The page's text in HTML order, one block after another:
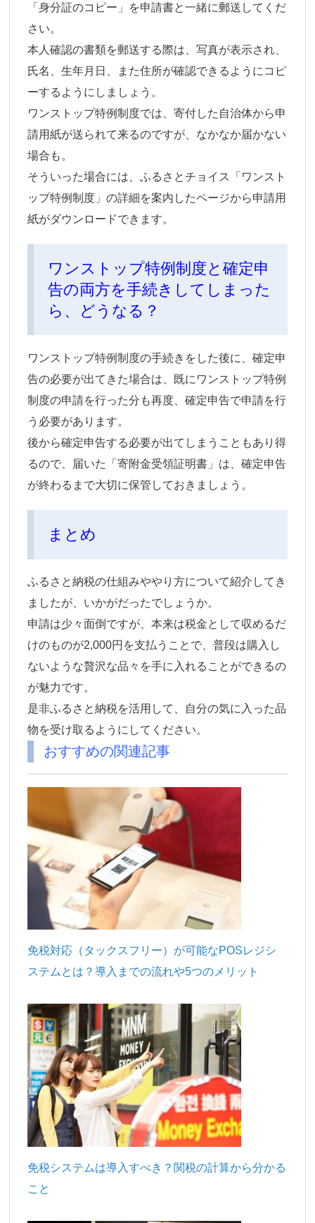
「身分証のコピー」を申請書と一緒に郵送してくだ
さい。
本人確認の書類を郵送する際は、写真が表示され、
氏名、生年月日、また住所が確認できるようにコピ
ーするようにしましょう。
ワンストップ特例制度では、寄付した自治体から申
請用紙が送られて来るのですが、なかなか届かない
場合も。
そういった場合には、ふるさとチョイス「ワンスト
ップ特例制度」の詳細を案内したページから申請用
紙がダウンロードできます。
ワンストップ特例制度と確定申
告の両方を手続きしてしまった
ら、どうなる？
ワンストップ特例制度の手続きをした後に、確定申
告の必要が出てきた場合は、既にワンストップ特例
制度の申請を行った分も再度、確定申告で申請を行
う必要があります。
後から確定申告する必要が出てしまうこともあり得
るので、届いた「寄附金受領証明書」は、確定申告
が終わるまで大切に保管しておきましょう。
まとめ
ふるさと納税の仕組みややり方について紹介してき
ましたが、いかがだったでしょうか。
申請は少々面倒ですが、本来は税金として収めるだ
けのものが2,000円を支払うことで、普段は購入し
ないような贅沢な品々を手に入れることができるの
が魅力です。
是非ふるさと納税を活用して、自分の気に入った品
物を受け取るようにしてください。
おすすめの関連記事
免税対応（タックスフリー）が可能なPOSレジシ
ステムとは？導入までの流れや5つのメリット
免税システムは導入すべき？関税の計算から分かる
こと